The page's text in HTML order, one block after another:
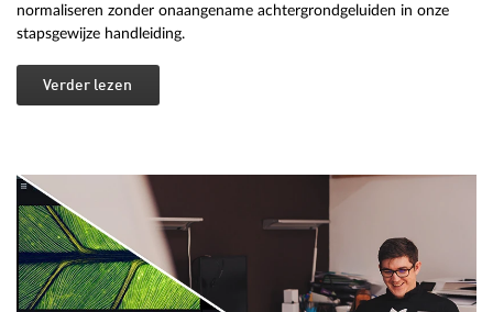
normaliseren zonder onaangename achtergrondgeluiden in onze
stapsgewijze handleiding.
Verder lezen